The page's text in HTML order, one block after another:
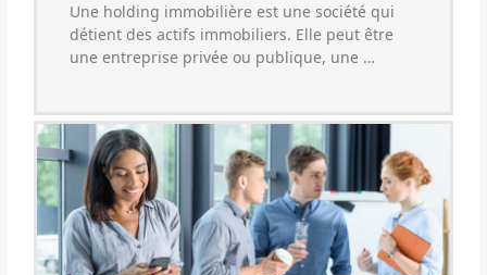
Une holding immobilière est une société qui
détient des actifs immobiliers. Elle peut être
une entreprise privée ou publique, une …